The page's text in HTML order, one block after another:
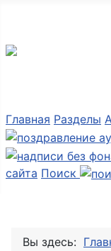
Главная Разделы
сайта Поиск
Вы здесь: